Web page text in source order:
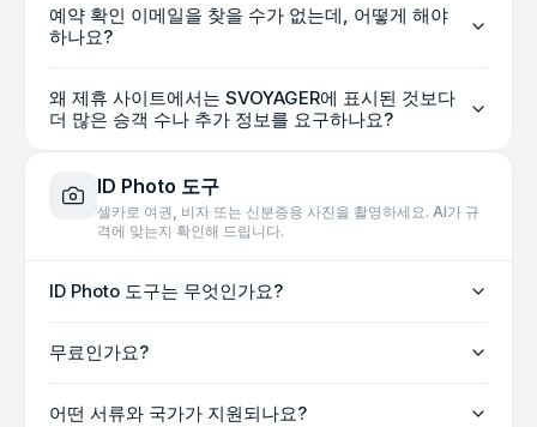
예약 확인 이메일을 찾을 수가 없는데, 어떻게 해야
하나요?
왜 제휴 사이트에서는 SVOYAGER에 표시된 것보다
더 많은 승객 수나 추가 정보를 요구하나요?
ID Photo 도구
셀카로 여권, 비자 또는 신분증용 사진을 촬영하세요. AI가 규
격에 맞는지 확인해 드립니다.
ID Photo 도구는 무엇인가요?
무료인가요?
어떤 서류와 국가가 지원되나요?